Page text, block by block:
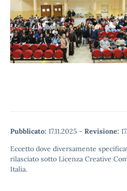
Pubblicato: 17.11.2025 - Revisione:
Eccetto dove diversamente
rilasciato sotto Licenza Creative
Italia.